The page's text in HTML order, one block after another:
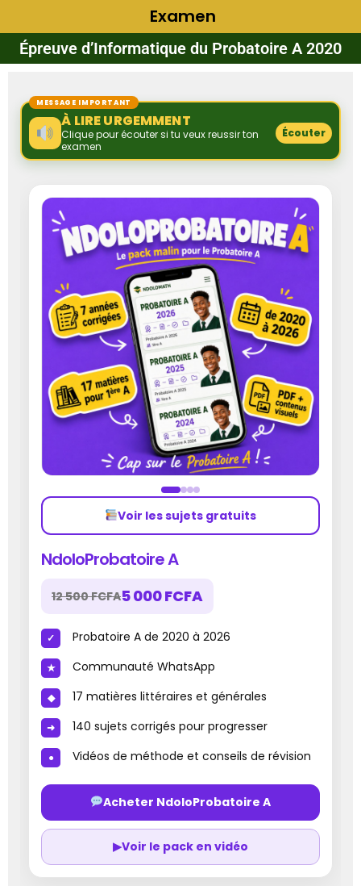
Examen
Épreuve d’Informatique du Probatoire A 2020
MESSAGE IMPORTANT
À LIRE URGEMMENT
Clique pour écouter si tu veux reussir ton
examen
Écouter
Voir les sujets gratuits
NdoloProbatoire A
12 500 FCFA5 000 FCFA
Probatoire A de 2020 à 2026
Communauté WhatsApp
17 matières littéraires et générales
140 sujets corrigés pour progresser
Vidéos de méthode et conseils de révision
Acheter NdoloProbatoire A
▶Voir le pack en vidéo